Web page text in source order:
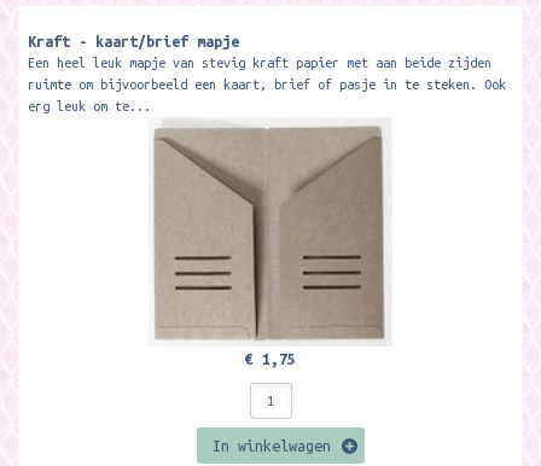
Kraft - kaart/brief mapje
Een heel leuk mapje van stevig kraft papier met aan beide zijden
ruimte om bijvoorbeeld een kaart, brief of pasje in te steken. Ook
erg leuk om te...
€ 1,75
In winkelwagen